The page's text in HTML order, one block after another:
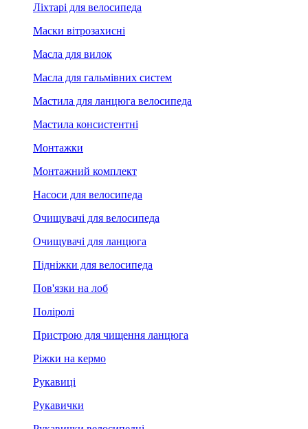
Ліхтарі для велосипеда
Маски вітрозахисні
Масла для вилок
Масла для гальмівних систем
Мастила для ланцюга велосипеда
Мастила консистентні
Монтажки
Монтажний комплект
Насоси для велосипеда
Очищувачі для велосипеда
Очищувачі для ланцюга
Підніжки для велосипеда
Пов'язки на лоб
Поліролі
Пристрою для чищення ланцюга
Ріжки на кермо
Рукавиці
Рукавички